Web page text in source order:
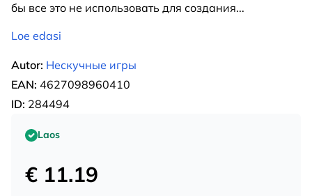
бы все это не использовать для создания...
Loe edasi
Autor: Нескучные игры
EAN: 4627098960410
ID: 284494
Laos
€ 11.19